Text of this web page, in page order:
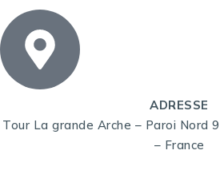
ADRESSE
Tour La grande Arche – Paroi Nord
– France